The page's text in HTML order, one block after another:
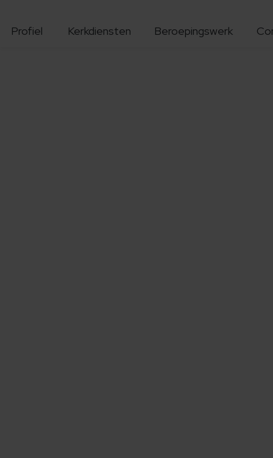
Profiel Kerkdiensten Beroepingswerk